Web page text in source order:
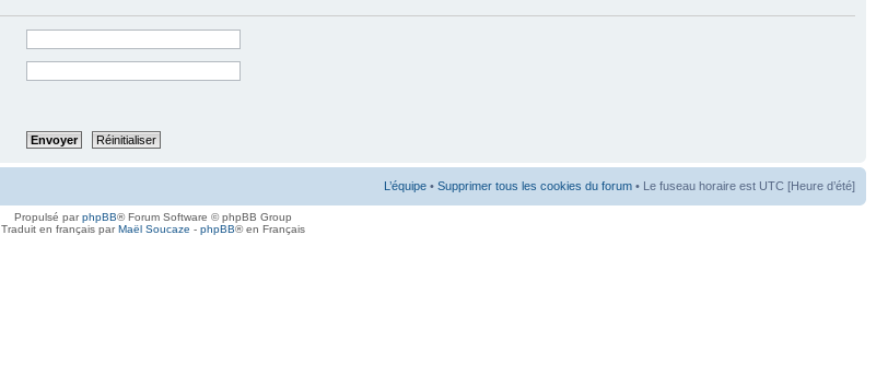
L’équipe • Supprimer tous les cookies du forum • Le fuseau horaire est UTC [Heure d’été]
Propulsé parphpBB® Forum Software © phpBB Group
Traduit en français parMaël Soucaze - phpBB® en Français